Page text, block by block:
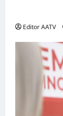
Editor AATV